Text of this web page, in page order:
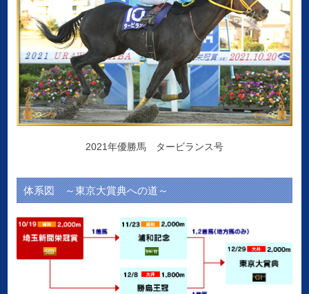
2021年優勝馬 タービランス号
体系図 ～東京大賞典への道～